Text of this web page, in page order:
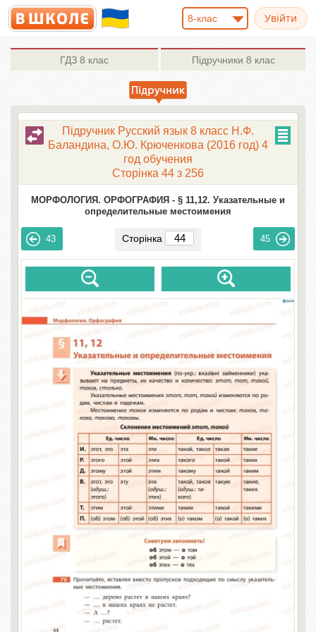
8-клас
ГДЗ 8 клас Підручники 8 клас
Підручник Русский язык 8 класc Н.Ф.
Баландина, О.Ю. Крюченкова (2016 год) 4
год обучения
Сторінка 44 з 256
МОРФОЛОГИЯ. ОРФОГРАФИЯ - § 11,12. Указательные и
определительные местоимения
43 Сторінка 45